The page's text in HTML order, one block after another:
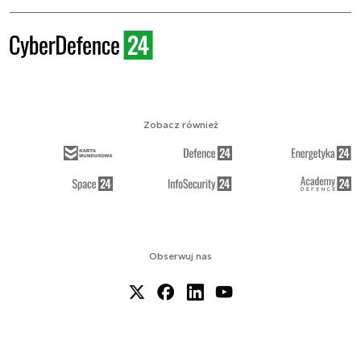
Obserwuj nas
Zobacz również